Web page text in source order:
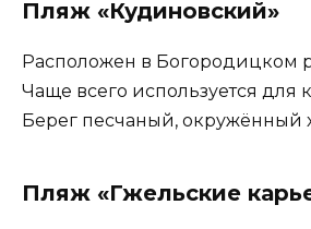
Пляж «Кудиновский»
Расположен в Богородицком
Чаще всего используется для
Берег песчаный, окружённый
Пляж «Гжельские